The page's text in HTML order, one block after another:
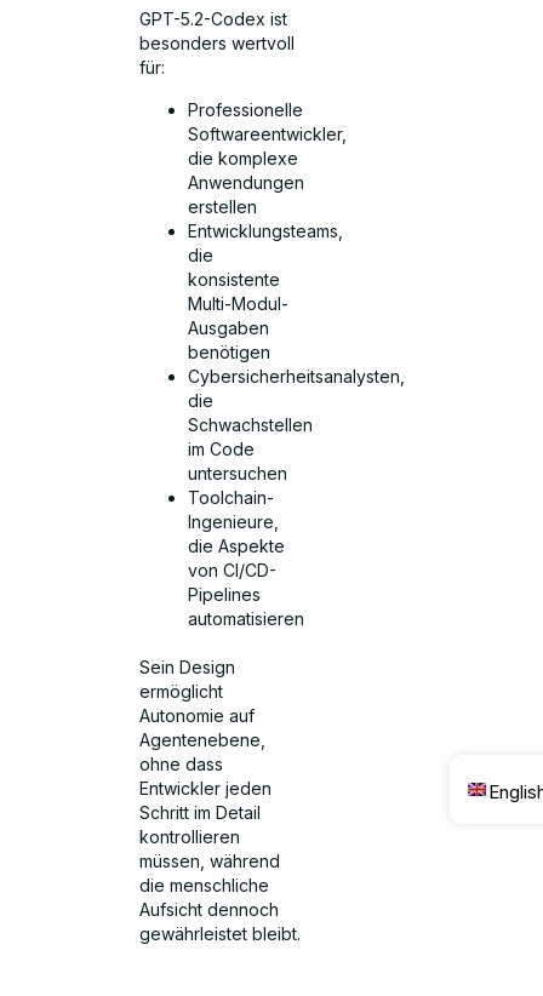
GPT-5.2-Codex ist
besonders wertvoll
für:
Professionelle
Softwareentwickler,
die komplexe
Anwendungen
erstellen
Entwicklungsteams,
die
konsistente
Multi-Modul-
Ausgaben
benötigen
Cybersicherheitsanalysten,
die
Schwachstellen
im Code
untersuchen
Toolchain-
Ingenieure,
die Aspekte
von CI/CD-
Pipelines
automatisieren
Sein Design
ermöglicht
Autonomie auf
Agentenebene,
ohne dass
Entwickler jeden
Schritt im Detail
kontrollieren
müssen, während
die menschliche
Aufsicht dennoch
gewährleistet bleibt.